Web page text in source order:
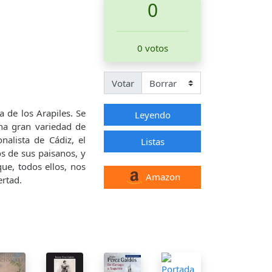
de los Arapiles. Se
gran variedad de
de Cádiz, el
de sus paisanos, y
todos ellos, nos
0
0 votos
Votar
Leyendo
Listas
Amazon